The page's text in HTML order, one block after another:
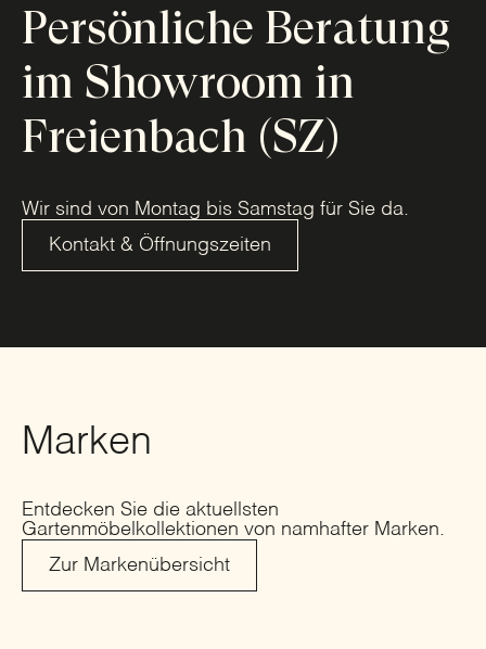
Persönliche Beratung
im Showroom in
Freienbach (SZ)
Wir sind von Montag bis Samstag für Sie da.
Kontakt & Öffnungszeiten
Marken
Entdecken Sie die aktuellsten
Gartenmöbelkollektionen von namhafter Marken.
Zur Markenübersicht